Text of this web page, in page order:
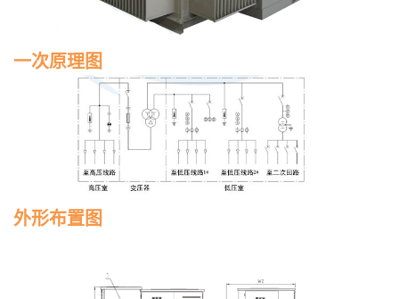
一次原理图
外形布置图